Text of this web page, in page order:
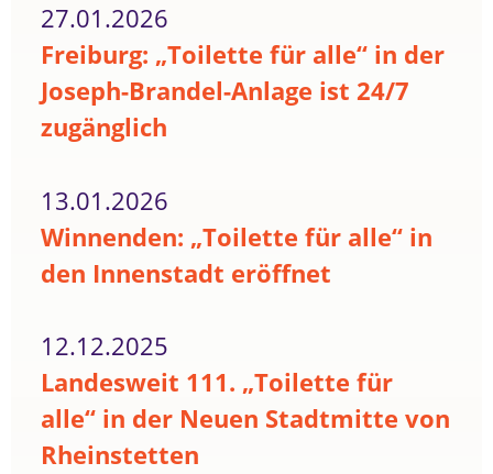
27.01.2026
Freiburg: „Toilette für alle“ in der
Joseph-Brandel-Anlage ist 24/7
zugänglich
13.01.2026
Winnenden: „Toilette für alle“ in
den Innenstadt eröffnet
12.12.2025
Landesweit 111. „Toilette für
alle“ in der Neuen Stadtmitte von
Rheinstetten